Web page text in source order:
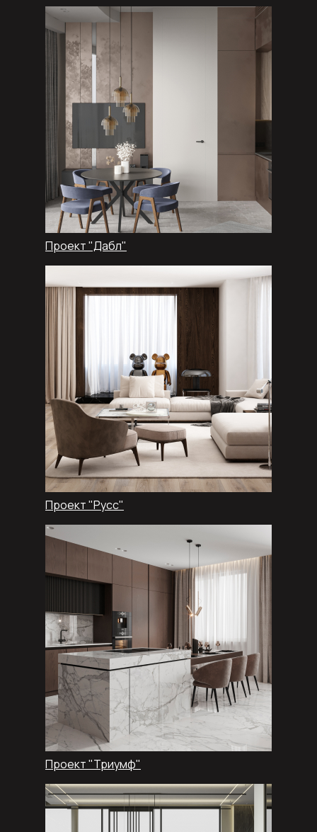
Проект "Дабл"
Проект "Русс"
Проект "Триумф"